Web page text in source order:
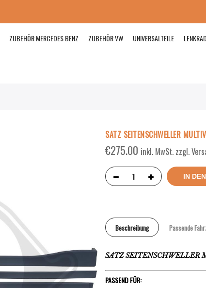
ZUBEHÖR MERCEDES BENZ ZUBEHÖR VW UNIVERSALTEILE
SATZ SEITENSCHWELLER
€275.00 inkl. MwSt. zzgl.
IN
Beschreibung Passende
SATZ SEITENSCHWELLER
PASSEND FÜR: